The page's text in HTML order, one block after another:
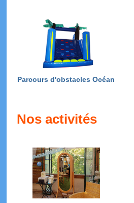
Parcours d'obstacles Océan
Nos activités